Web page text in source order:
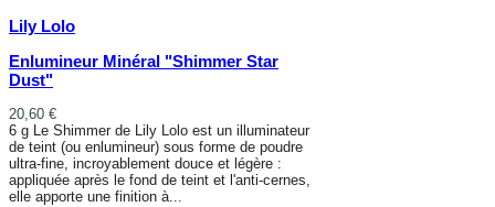
Lily Lolo
Enlumineur Minéral "Shimmer Star
Dust"
20,60 €
6 g Le Shimmer de Lily Lolo est un illuminateur
de teint (ou enlumineur) sous forme de poudre
ultra-fine, incroyablement douce et légère :
appliquée après le fond de teint et l'anti-cernes,
elle apporte une finition à...